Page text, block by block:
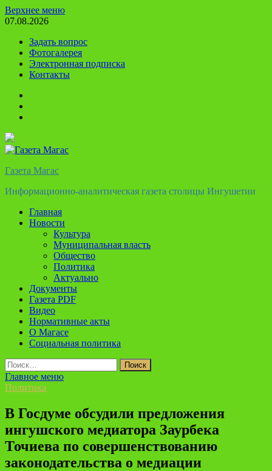
Перейти
к
Верхнее меню
07.08.2026
Задать вопрос
Фотогалерея
Электронная подписка
Контакты
Газета Магас
Информационно-аналитическая газета столицы Ингушетии
Главная
Новости
Культура
Муниципальная власть
Общество
Политика
Актуально
Документы
Газета PDF
Видео
Нормативные акты
О Магасе
Социальная политика
Найти:
Главное меню
Политика
В Госдуме обсудили предложения
ингушского медиатора Заурбека
Точиева по совершенствованию
законодательства о медиации